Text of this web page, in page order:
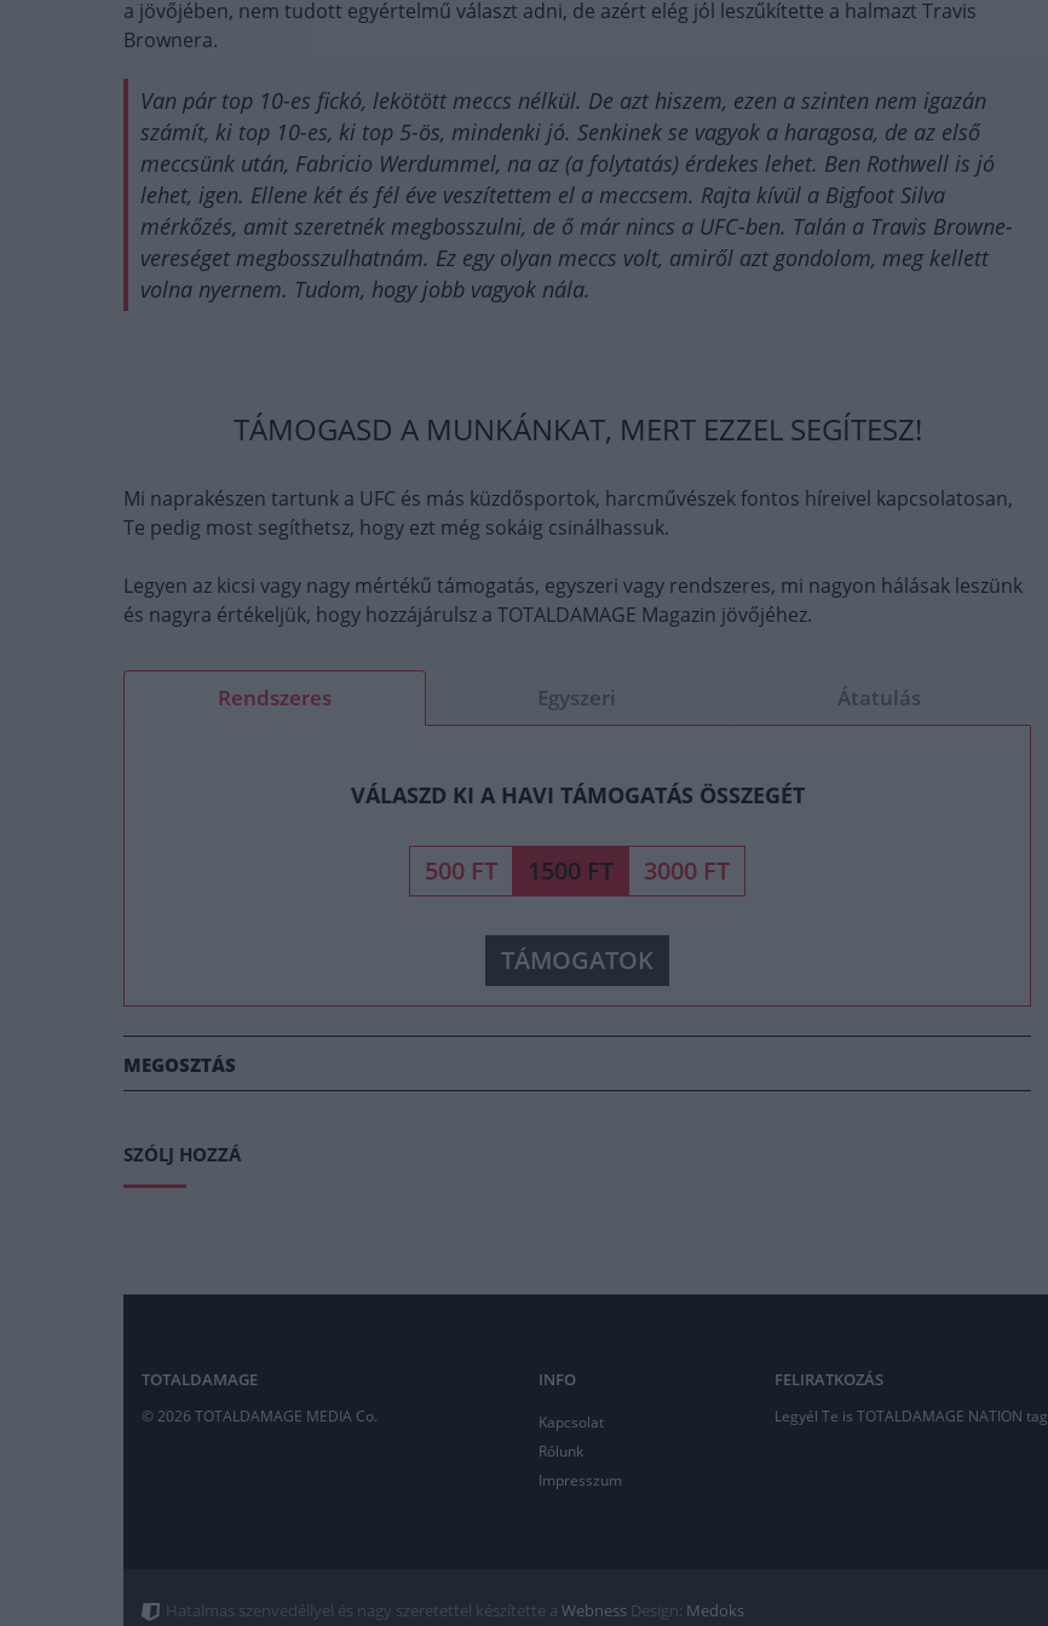
a jövőjében, nem tudott egyértelmű választ adni, de azért elég jól leszűkítette a halmazt Travis
Brownera.
Van pár top 10-es fickó, lekötött meccs nélkül. De azt hiszem, ezen a szinten nem igazán
számít, ki top 10-es, ki top 5-ös, mindenki jó. Senkinek se vagyok a haragosa, de az első
meccsünk után, Fabricio Werdummel, na az (a folytatás) érdekes lehet. Ben Rothwell is jó
lehet, igen. Ellene két és fél éve veszítettem el a meccsem. Rajta kívül a Bigfoot Silva
mérkőzés, amit szeretnék megbosszulni, de ő már nincs a UFC-ben. Talán a Travis Browne-
vereséget megbosszulhatnám. Ez egy olyan meccs volt, amiről azt gondolom, meg kellett
volna nyernem. Tudom, hogy jobb vagyok nála.
TÁMOGASD A MUNKÁNKAT, MERT EZZEL SEGÍTESZ!
Mi naprakészen tartunk a UFC és más küzdősportok, harcművészek fontos híreivel kapcsolatosan,
Te pedig most segíthetsz, hogy ezt még sokáig csinálhassuk.
Legyen az kicsi vagy nagy mértékű támogatás, egyszeri vagy rendszeres, mi nagyon hálásak leszünk
és nagyra értékeljük, hogy hozzájárulsz a TOTALDAMAGE Magazin jövőjéhez.
Rendszeres Egyszeri Átatulás
VÁLASZD KI A HAVI TÁMOGATÁS ÖSSZEGÉT
500 FT 1500 FT 3000 FT
TÁMOGATOK
MEGOSZTÁS
SZÓLJ HOZZÁ
TOTALDAMAGE
© 2026 TOTALDAMAGE MEDIA Co.
INFO
Kapcsolat
Rólunk
Impresszum
FELIRATKOZÁS
Legyél Te is TOTALDAMAGE NATION tag
Hatalmas szenvedéllyel és nagy szeretettel készítette a Webness Design: Medoks